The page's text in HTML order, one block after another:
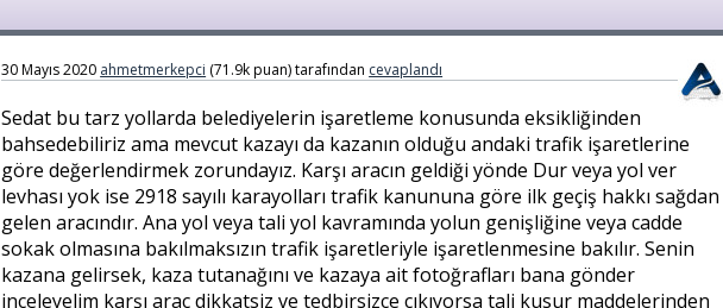
30 Mayıs 2020 ahmetmerkepci (71.9kpuan)tarafından cevaplandı
Sedat bu tarz yollarda belediyelerin işaretleme konusunda eksikliğinden
bahsedebiliriz ama mevcut kazayı da kazanın olduğu andaki trafik işaretlerine
göre değerlendirmek zorundayız. Karşı aracın geldiği yönde Dur veya yol ver
levhası yok ise 2918 sayılı karayolları trafik kanununa göre ilk geçiş hakkı sağdan
gelen aracındır. Ana yol veya tali yol kavramında yolun genişliğine veya cadde
sokak olmasına bakılmaksızın trafik işaretleriyle işaretlenmesine bakılır. Senin
kazana gelirsek, kaza tutanağını ve kazaya ait fotoğrafları bana gönder
inceleyelim karşı araç dikkatsiz ve tedbirsizce çıkıyorsa tali kusur maddelerinden